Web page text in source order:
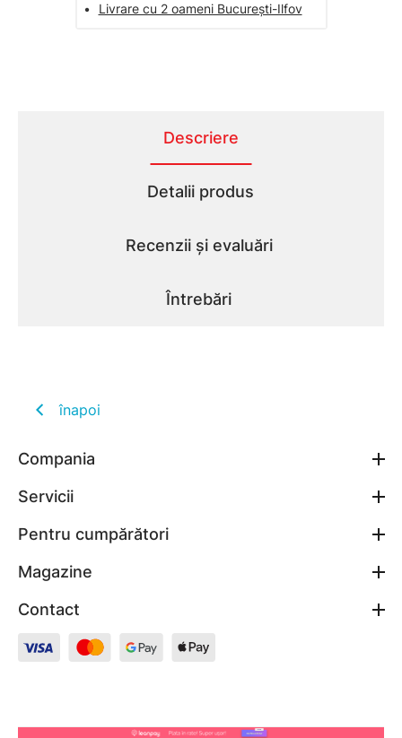
•
Livrare cu 2 oameni București-Ilfov
Descriere
Detalii produs
Recenzii și evaluări
Întrebări
înapoi
Compania
Servicii
Pentru cumpărători
Magazine
Contact